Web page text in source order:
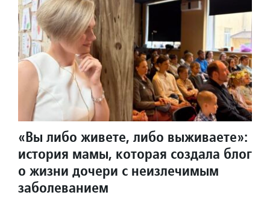
«Вы либо живете, либо выживаете»:
история мамы, которая создала блог
о жизни дочери с неизлечимым
заболеванием